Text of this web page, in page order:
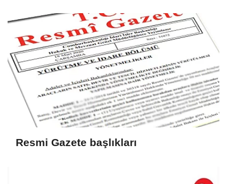
Resmi Gazete başlıkları